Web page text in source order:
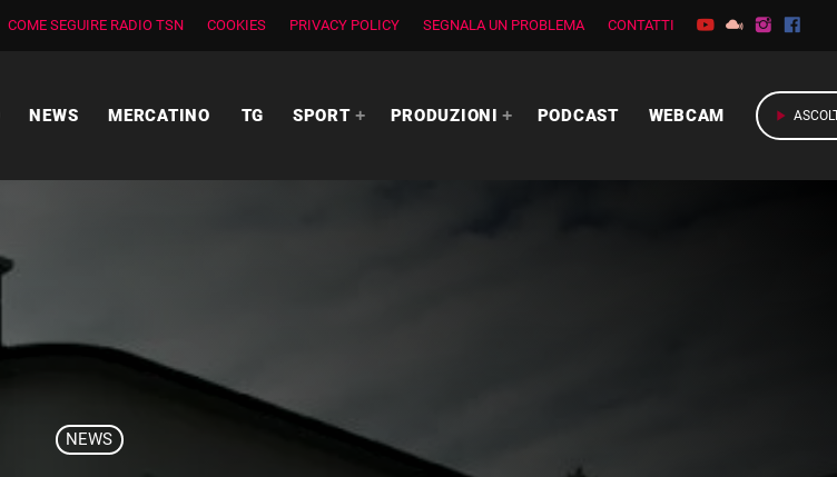
COME SEGUIRE RADIO TSN COOKIES PRIVACY POLICY SEGNALA UN PROBLEMA CONTATTI
NEWS MERCATINO TG SPORT PRODUZIONI PODCAST WEBCAM play_arrow
NEWS